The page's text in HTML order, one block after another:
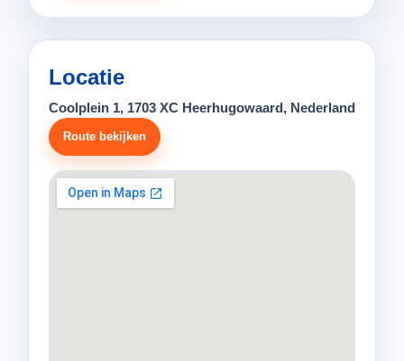
Locatie
Coolplein 1, 1703 XC Heerhugowaard, Nederland
Route bekijken